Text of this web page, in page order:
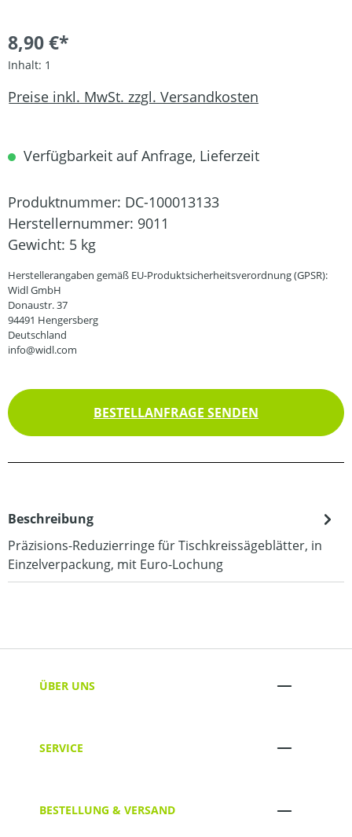
8,90 €*
Inhalt: 1
Preise inkl. MwSt. zzgl. Versandkosten
Verfügbarkeit auf Anfrage, Lieferzeit
Produktnummer: DC-100013133
Herstellernummer: 9011
Gewicht: 5 kg
Herstellerangaben gemäß EU-Produktsicherheitsverordnung (GPSR):
Widl GmbH
Donaustr. 37
94491 Hengersberg
Deutschland
info@widl.com
BESTELLANFRAGE SENDEN
Beschreibung
Präzisions-Reduzierringe für Tischkreissägeblätter, in
Einzelverpackung, mit Euro-Lochung
ÜBER UNS
SERVICE
BESTELLUNG & VERSAND